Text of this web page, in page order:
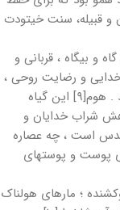
و قبیله، سنت خیتودت
و بیگاه ، قربانی و
و رضایت روحی ،
گاو و اسپ و گوسپند و شتر بسیاری قربانی میشود . هوم[۹] این گیاه
شراب خدایان و
مقدس است ، چه عصاره
پوست و پوستهای
؛ مارهای هولناک